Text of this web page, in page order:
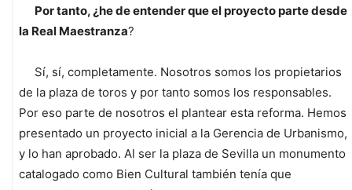
Por tanto, ¿he de entender que el proyecto parte desde
la Real Maestranza?
Sí, sí, completamente. Nosotros somos los propietarios
de la plaza de toros y por tanto somos los responsables.
Por eso parte de nosotros el plantear esta reforma. Hemos
presentado un proyecto inicial a la Gerencia de Urbanismo,
y lo han aprobado. Al ser la plaza de Sevilla un monumento
catalogado como Bien Cultural también tenía que